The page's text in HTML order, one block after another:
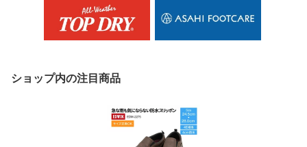
ショップ内の注目商品